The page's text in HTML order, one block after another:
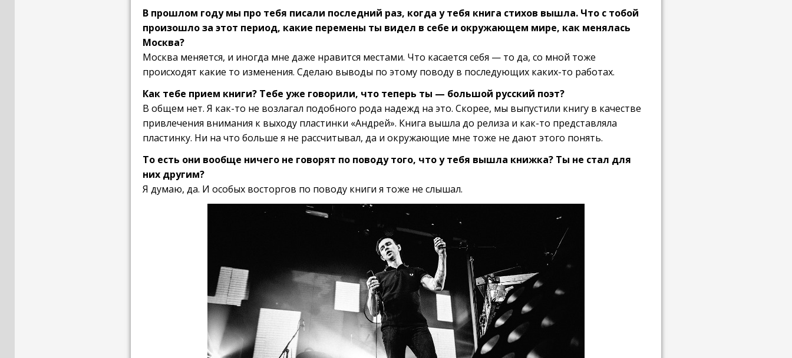
В прошлом году мы про тебя писали последний раз, когда у тебя книга стихов вышла. Что с тобой
произошло за этот период, какие перемены ты видел в себе и окружающем мире, как менялась
Москва?
Москва меняется, и иногда мне даже нравится местами. Что касается себя — то да, со мной тоже
происходят какие то изменения. Сделаю выводы по этому поводу в последующих каких-то работах.
Как тебе прием книги? Тебе уже говорили, что теперь ты — большой русский поэт?
В общем нет. Я как-то не возлагал подобного рода надежд на это. Скорее, мы выпустили книгу в качестве
привлечения внимания к выходу пластинки «Андрей». Книга вышла до релиза и как-то представляла
пластинку. Ни на что больше я не рассчитывал, да и окружающие мне тоже не дают этого понять.
То есть они вообще ничего не говорят по поводу того, что у тебя вышла книжка? Ты не стал для
них другим?
Я думаю, да. И особых восторгов по поводу книги я тоже не слышал.